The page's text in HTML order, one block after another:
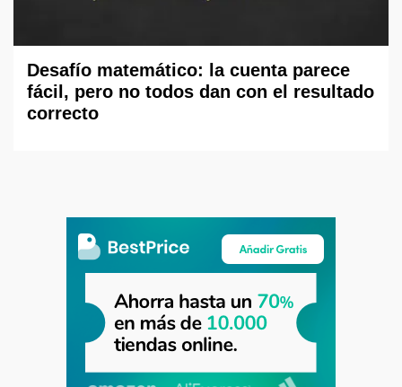
Desafío matemático: la cuenta parece
fácil, pero no todos dan con el resultado
correcto